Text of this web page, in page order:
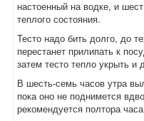
настоенный на водке, и
теплого состояния.
Тесто надо бить долго, до
перестанет прилипать к
затем тесто тепло укрыть и
В шесть-семь часов утра
пока оно не поднимется
рекомендуется полтора